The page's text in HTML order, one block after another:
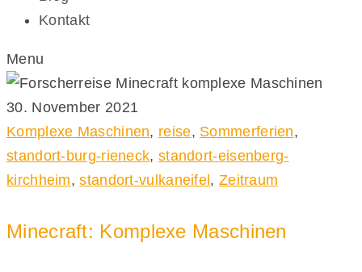
Kontakt
Menu
30. November 2021
Komplexe Maschinen, reise, Sommerferien,
standort-burg-rieneck, standort-eisenberg-
kirchheim,standort-vulkaneifel , Zeitraum
Minecraft: Komplexe Maschinen